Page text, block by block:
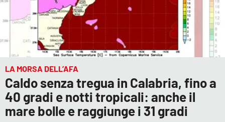
LA MORSA DELL’AFA
Caldo senza tregua in Calabria, fino a
40 gradi e notti tropicali: anche il
mare bolle e raggiunge i 31 gradi